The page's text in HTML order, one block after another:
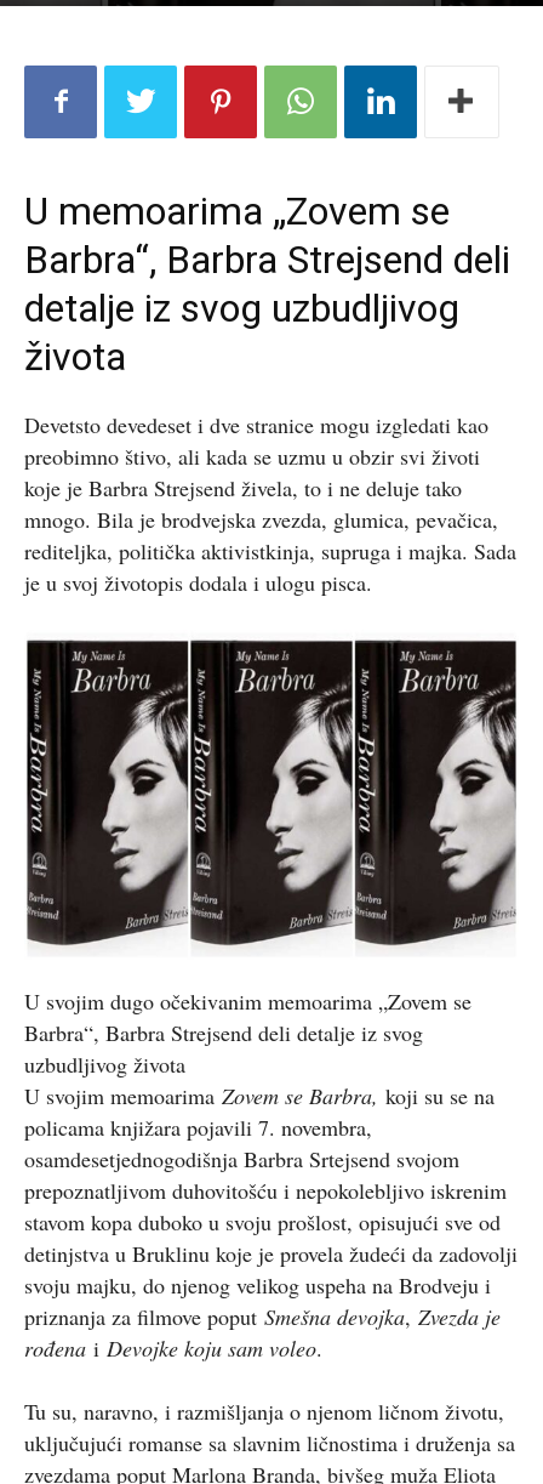
U memoarima „Zovem se
Barbra“, Barbra Strejsend deli
detalje iz svog uzbudljivog
života
Devetsto devedeset i dve stranice mogu izgledati kao
preobimno štivo, ali kada se uzmu u obzir svi životi
koje je Barbra Strejsend živela, to i ne deluje tako
mnogo. Bila je brodvejska zvezda, glumica, pevačica,
rediteljka, politička aktivistkinja, supruga i majka. Sada
je u svoj životopis dodala i ulogu pisca.
U svojim dugo očekivanim memoarima „Zovem se
Barbra“, Barbra Strejsend deli detalje iz svog
uzbudljivog života
U svojim memoarima Zovem se Barbra, koji su se na
policama knjižara pojavili 7. novembra,
osamdesetjednogodišnja Barbra Srtejsend svojom
prepoznatljivom duhovitošću i nepokolebljivo iskrenim
stavom kopa duboko u svoju prošlost, opisujući sve od
detinjstva u Bruklinu koje je provela žudeći da zadovolji
svoju majku, do njenog velikog uspeha na Brodveju i
priznanja za filmove poput Smešna devojka, Zvezda je
rođena i Devojke koju sam voleo.
Tu su, naravno, i razmišljanja o njenom ličnom životu,
uključujući romanse sa slavnim ličnostima i druženja sa
zvezdama poput Marlona Branda, bivšeg muža Eliota